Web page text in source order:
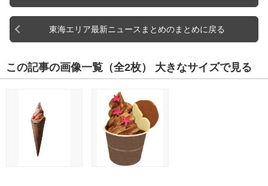
東海エリア最新ニュースまとめのまとめに戻る
この記事の画像一覧 （全2枚） 大きなサイズで見る